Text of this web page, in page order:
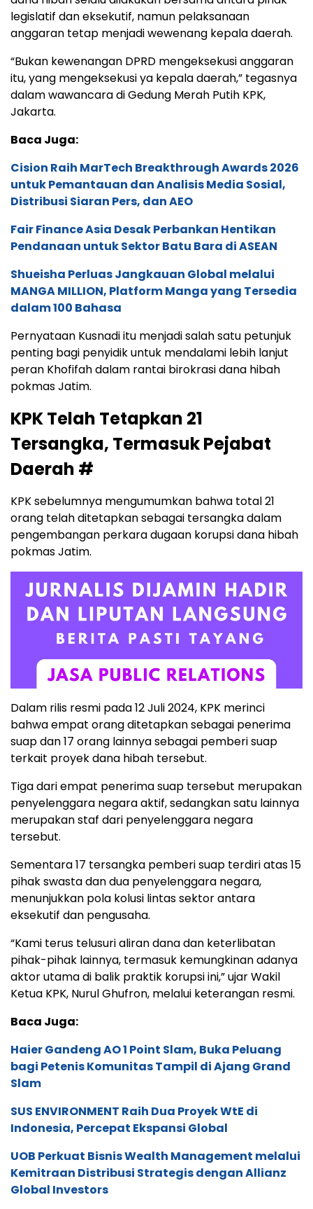
legislatif dan eksekutif, namun pelaksanaan
anggaran tetap menjadi wewenang kepala daerah.
“Bukan kewenangan DPRD mengeksekusi anggaran
itu, yang mengeksekusi ya kepala daerah,” tegasnya
dalam wawancara di Gedung Merah Putih KPK,
Jakarta.
Baca Juga:
Cision Raih MarTech Breakthrough Awards 2026
untuk Pemantauan dan Analisis Media Sosial,
Distribusi Siaran Pers, dan AEO
Fair Finance Asia Desak Perbankan Hentikan
Pendanaan untuk Sektor Batu Bara di ASEAN
Shueisha Perluas Jangkauan Global melalui
MANGA MILLION, Platform Manga yang Tersedia
dalam 100 Bahasa
Pernyataan Kusnadi itu menjadi salah satu petunjuk
penting bagi penyidik untuk mendalami lebih lanjut
peran Khofifah dalam rantai birokrasi dana hibah
pokmas Jatim.
KPK Telah Tetapkan 21
Tersangka, Termasuk Pejabat
Daerah #
KPK sebelumnya mengumumkan bahwa total 21
orang telah ditetapkan sebagai tersangka dalam
pengembangan perkara dugaan korupsi dana hibah
pokmas Jatim.
Dalam rilis resmi pada 12 Juli 2024, KPK merinci
bahwa empat orang ditetapkan sebagai penerima
suap dan 17 orang lainnya sebagai pemberi suap
terkait proyek dana hibah tersebut.
Tiga dari empat penerima suap tersebut merupakan
penyelenggara negara aktif, sedangkan satu lainnya
merupakan staf dari penyelenggara negara
tersebut.
Sementara 17 tersangka pemberi suap terdiri atas 15
pihak swasta dan dua penyelenggara negara,
menunjukkan pola kolusi lintas sektor antara
eksekutif dan pengusaha.
“Kami terus telusuri aliran dana dan keterlibatan
pihak-pihak lainnya, termasuk kemungkinan adanya
aktor utama di balik praktik korupsi ini,” ujar Wakil
Ketua KPK, Nurul Ghufron, melalui keterangan resmi.
Baca Juga:
Haier Gandeng AO 1 Point Slam, Buka Peluang
bagi Petenis Komunitas Tampil di Ajang Grand
Slam
SUS ENVIRONMENT Raih Dua Proyek WtE di
Indonesia, Percepat Ekspansi Global
UOB Perkuat Bisnis Wealth Management melalui
Kemitraan Distribusi Strategis dengan Allianz
Global Investors